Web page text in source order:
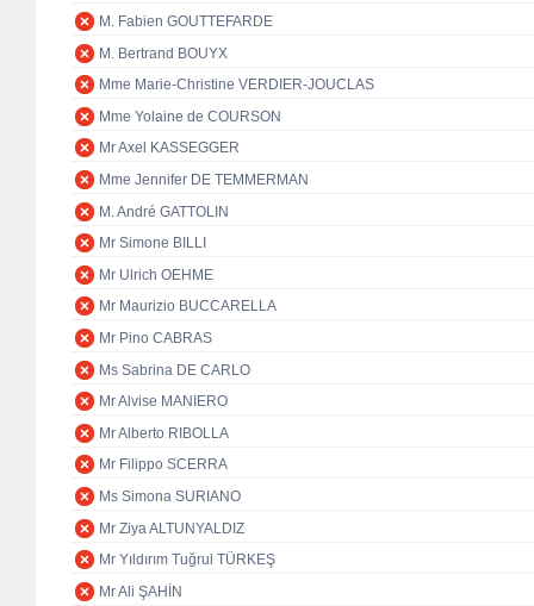
M. Fabien GOUTTEFARDE
M. Bertrand BOUYX
Mme Marie-Christine VERDIER-JOUCLAS
Mme Yolaine de COURSON
Mr Axel KASSEGGER
Mme Jennifer DE TEMMERMAN
M. André GATTOLIN
Mr Simone BILLI
Mr Ulrich OEHME
Mr Maurizio BUCCARELLA
Mr Pino CABRAS
Ms Sabrina DE CARLO
Mr Alvise MANIERO
Mr Alberto RIBOLLA
Mr Filippo SCERRA
Ms Simona SURIANO
Mr Ziya ALTUNYALDIZ
Mr Yıldırım Tuğrul TÜRKEŞ
Mr Ali ŞAHİN